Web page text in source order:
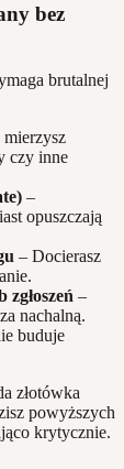
bez
brutalnej
mierzysz
czy inne
–
opuszczają
– Docierasz
–
nachalną.
buduje
złotówka
powyższych
krytycznie.